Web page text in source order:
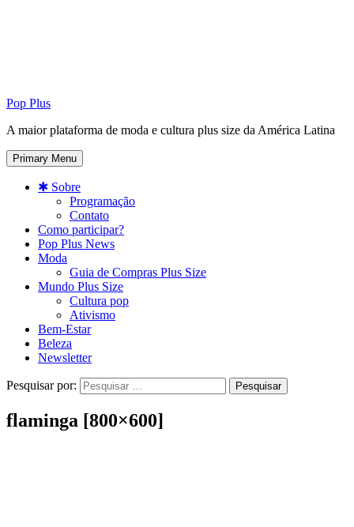
Pop Plus
A maior plataforma de moda e cultura plus size da América Latina
Primary Menu
✱ Sobre
Programação
Contato
Como participar?
Pop Plus News
Moda
Guia de Compras Plus Size
Mundo Plus Size
Cultura pop
Ativismo
Bem-Estar
Beleza
Newsletter
Pesquisar por:
flaminga [800×600]